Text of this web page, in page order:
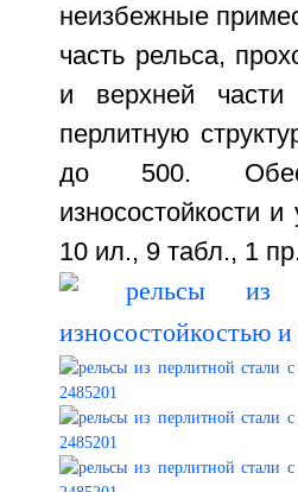
неизбежные
часть рельса,
и верхней
перлитную
до 500.
износостойкости
10 ил., 9 табл., 1